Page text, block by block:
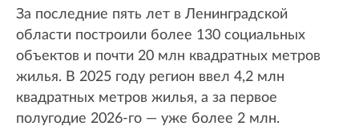
За последние пять лет в Ленинградской
области построили более 130 социальных
объектов и почти 20 млн квадратных метров
жилья. В 2025 году регион ввел 4,2 млн
квадратных метров жилья, а за первое
полугодие 2026-го — уже более 2 млн.